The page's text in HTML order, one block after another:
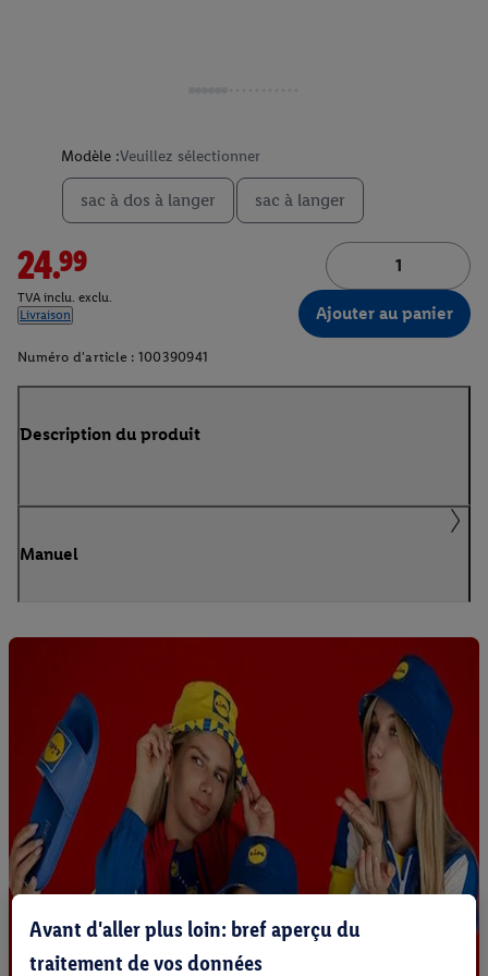
Modèle :Veuillez sélectionner
sac à dos à langer sac à langer
24.99
TVA inclu. exclu.
Livraison
Ajouter au panier
Numéro d'article : 100390941
Description du produit
Manuel
Avant d'aller plus loin: bref aperçu du
traitement de vos données